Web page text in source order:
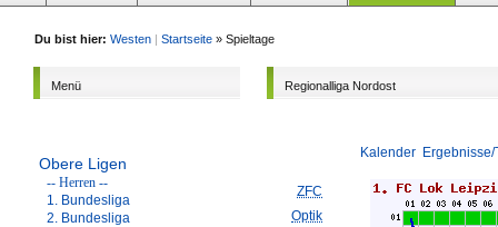
Du bist hier: Westen | Startseite » Spieltage
Menü
Obere Ligen
-- Herren --
1. Bundesliga
2. Bundesliga
Regionalliga Nordost
Kalender
ZFC
Optik